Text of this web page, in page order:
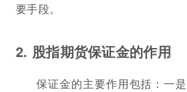
要手段。
2. 股指期货保证金的作用
保证金的主要作用包括：一